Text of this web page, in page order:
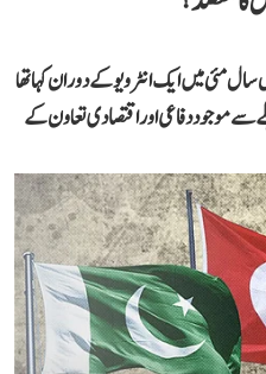
مئی میں ایک انٹرویو کے دوران کہا تھا
موجود دفاعی اور اقتصادی تعاون کے